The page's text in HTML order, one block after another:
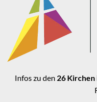
Infos zu den 26 Kirchen